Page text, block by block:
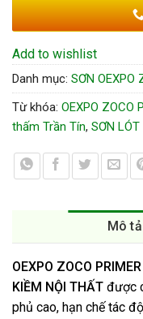
Add to wishlist
Danh mục: SƠN OEXPO
Từ khóa: OEXPO ZOCO
thấm Trần Tín, SƠN LÓT
Mô tả
OEXPO ZOCO
KIỀM NỘI THẤT được
phủ cao, hạn chế tác